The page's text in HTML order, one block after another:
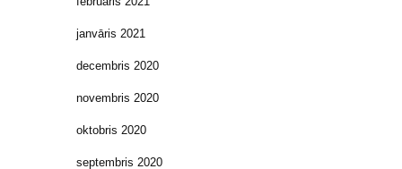
janvāris 2021
decembris 2020
novembris 2020
oktobris 2020
septembris 2020